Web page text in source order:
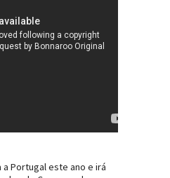
Portugal este ano e irá